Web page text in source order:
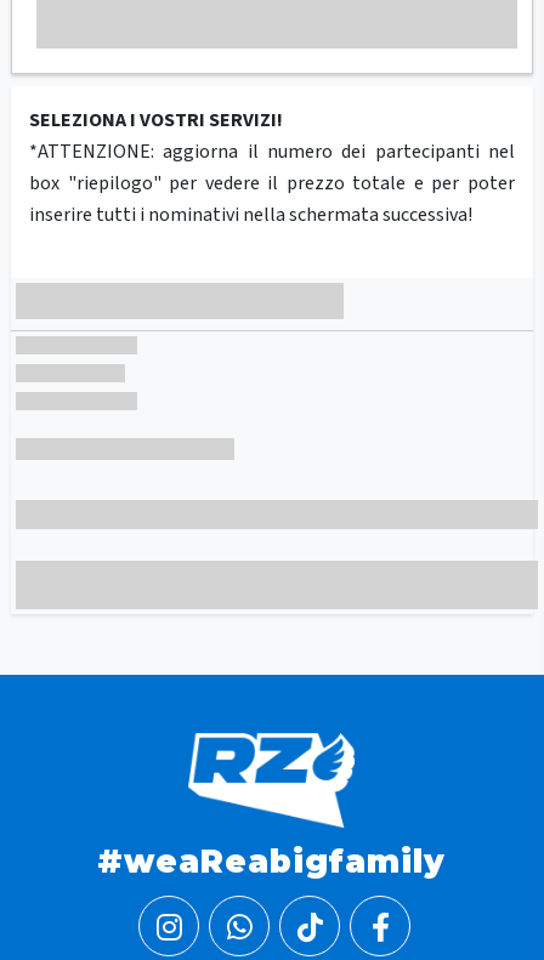
SELEZIONA I VOSTRI SERVIZI!
*ATTENZIONE: aggiorna il numero dei partecipanti nel
box "riepilogo" per vedere il prezzo totale e per poter
inserire tutti i nominativi nella schermata successiva!
#weaReabigfamily